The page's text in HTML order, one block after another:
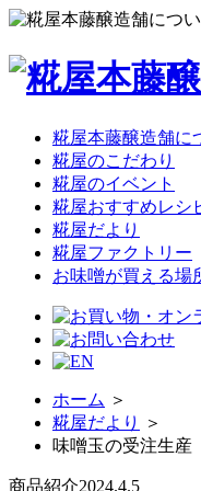
糀屋本藤醸造舗に
糀屋のこだわり
糀屋のイベント
糀屋おすすめレシ
糀屋だより
糀屋ファクトリー
お味噌が買える場
ホーム ＞
糀屋だより
＞
味噌玉の受注生産
商品紹介2024.4.5